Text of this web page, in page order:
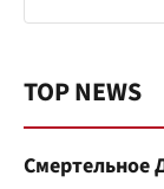
TOP NEWS
Смертельное